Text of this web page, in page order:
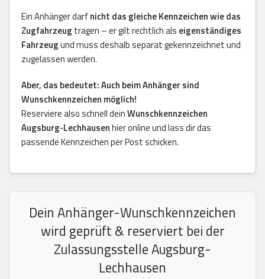
Ein Anhänger darfnicht das gleiche Kennzeichen wie das
Zugfahrzeug tragen – er gilt rechtlich als eigenständiges
Fahrzeugund muss deshalb separat gekennzeichnet und
zugelassen werden.
Aber, das bedeutet: Auch beim Anhänger sind
Wunschkennzeichen möglich!
Reserviere also schnell deinWunschkennzeichen
Augsburg-Lechhausenhier online und lass dir das
passende Kennzeichen per Post schicken.
Dein Anhänger-Wunschkennzeichen
wird geprüft & reserviert bei der
Zulassungsstelle Augsburg-
Lechhausen